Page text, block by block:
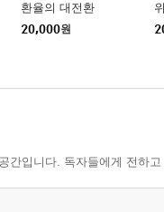
환율의 대전환
20,000원
간입니다. 독자들에게 전하